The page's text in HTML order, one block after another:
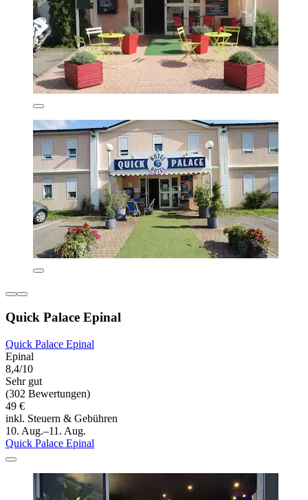
Quick Palace Epinal
Quick Palace Epinal
Epinal
8,4/10
Sehr gut
(302 Bewertungen)
49 €
inkl. Steuern & Gebühren
10. Aug.–11. Aug.
Quick Palace Epinal